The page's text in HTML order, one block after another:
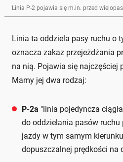
Linia P-2 pojawia się m.in. przed
Linia ta oddziela pasy ruchu o
oznacza zakaz przejeżdżania
na nią. Pojawia się najczęściej
Mamy jej dwa rodzaj:
P-2a "linia pojedyncza
do oddzielania pasów ruchu
jazdy w tym samym
dopuszczalnej prędkości na